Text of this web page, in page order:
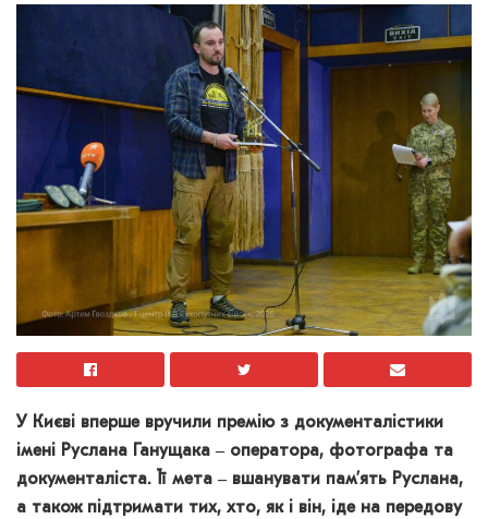
У Києві вперше вручили премію з документалістики
імені Руслана Ганущака ‒ оператора, фотографа та
документаліста. Її мета ‒ вшанувати пам’ять Руслана,
а також підтримати тих, хто, як і він, іде на передову